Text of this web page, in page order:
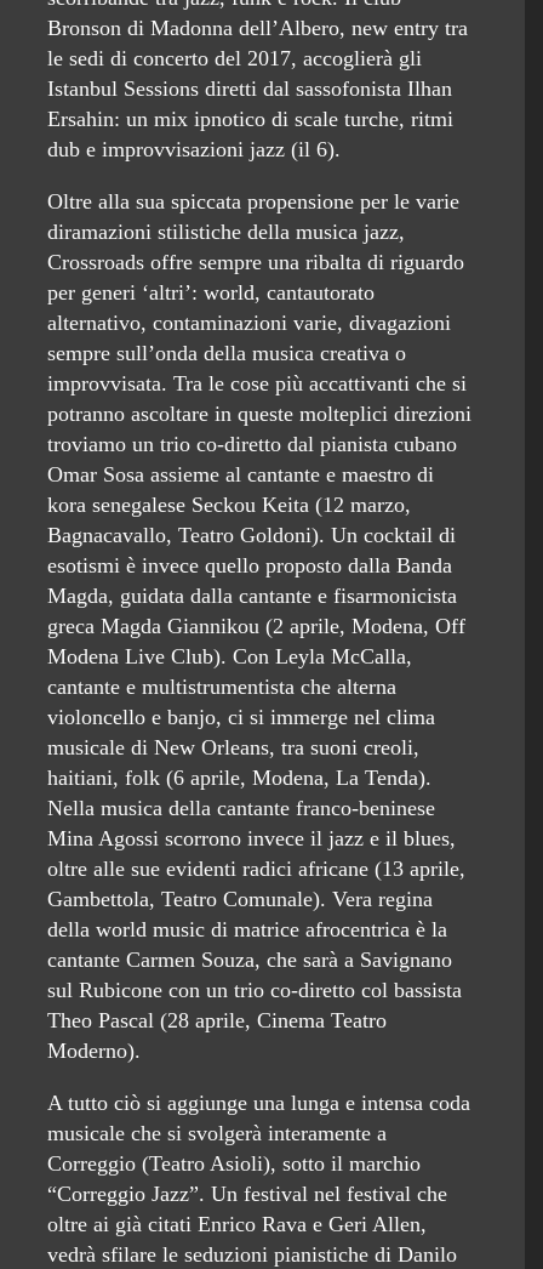
Bronson di Madonna dell’Albero, new entry tra
le sedi di concerto del 2017, accoglierà gli
Istanbul Sessions diretti dal sassofonista Ilhan
Ersahin: un mix ipnotico di scale turche, ritmi
dub e improvvisazioni jazz (il 6).
Oltre alla sua spiccata propensione per le varie
diramazioni stilistiche della musica jazz,
Crossroads offre sempre una ribalta di riguardo
per generi ‘altri’: world, cantautorato
alternativo, contaminazioni varie, divagazioni
sempre sull’onda della musica creativa o
improvvisata. Tra le cose più accattivanti che si
potranno ascoltare in queste molteplici direzioni
troviamo un trio co-diretto dal pianista cubano
Omar Sosa assieme al cantante e maestro di
kora senegalese Seckou Keita (12 marzo,
Bagnacavallo, Teatro Goldoni). Un cocktail di
esotismi è invece quello proposto dalla Banda
Magda, guidata dalla cantante e fisarmonicista
greca Magda Giannikou (2 aprile, Modena, Off
Modena Live Club). Con Leyla McCalla,
cantante e multistrumentista che alterna
violoncello e banjo, ci si immerge nel clima
musicale di New Orleans, tra suoni creoli,
haitiani, folk (6 aprile, Modena, La Tenda).
Nella musica della cantante franco-beninese
Mina Agossi scorrono invece il jazz e il blues,
oltre alle sue evidenti radici africane (13 aprile,
Gambettola, Teatro Comunale). Vera regina
della world music di matrice afrocentrica è la
cantante Carmen Souza, che sarà a Savignano
sul Rubicone con un trio co-diretto col bassista
Theo Pascal (28 aprile, Cinema Teatro
Moderno).
A tutto ciò si aggiunge una lunga e intensa coda
musicale che si svolgerà interamente a
Correggio (Teatro Asioli), sotto il marchio
“Correggio Jazz”. Un festival nel festival che
oltre ai già citati Enrico Rava e Geri Allen,
vedrà sfilare le seduzioni pianistiche di Danilo